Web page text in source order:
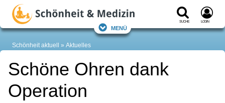
Suche Login
Menü
Schönheit aktuell Aktuelles
Schöne Ohren dank
Operation